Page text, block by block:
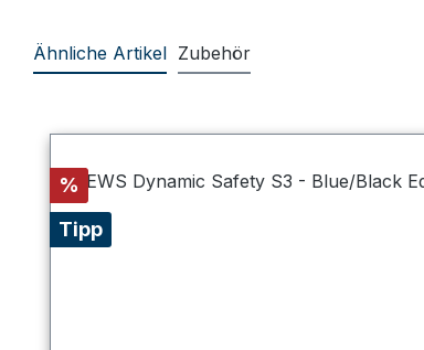
Ähnliche Artikel Zubehör
Rabatt
%
Tipp